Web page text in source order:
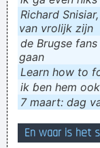
Richard
van vrolijk zijn
de Brugse
gaan
Learn how to
ik ɓen hem
7 maart: dag
En waar is het